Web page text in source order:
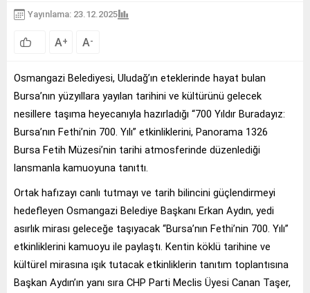
Yayınlama: 23.12.2025
A+ A-
Osmangazi Belediyesi, Uludağ’ın eteklerinde hayat bulan
Bursa’nın yüzyıllara yayılan tarihini ve kültürünü gelecek
nesillere taşıma heyecanıyla hazırladığı “700 Yıldır Buradayız:
Bursa’nın Fethi’nin 700. Yılı” etkinliklerini, Panorama 1326
Bursa Fetih Müzesi’nin tarihi atmosferinde düzenlediği
lansmanla kamuoyuna tanıttı.
Ortak hafızayı canlı tutmayı ve tarih bilincini güçlendirmeyi
hedefleyen Osmangazi Belediye Başkanı Erkan Aydın, yedi
asırlık mirası geleceğe taşıyacak “Bursa’nın Fethi’nin 700. Yılı”
etkinliklerini kamuoyu ile paylaştı. Kentin köklü tarihine ve
kültürel mirasına ışık tutacak etkinliklerin tanıtım toplantısına
Başkan Aydın’ın yanı sıra CHP Parti Meclis Üyesi Canan Taşer,